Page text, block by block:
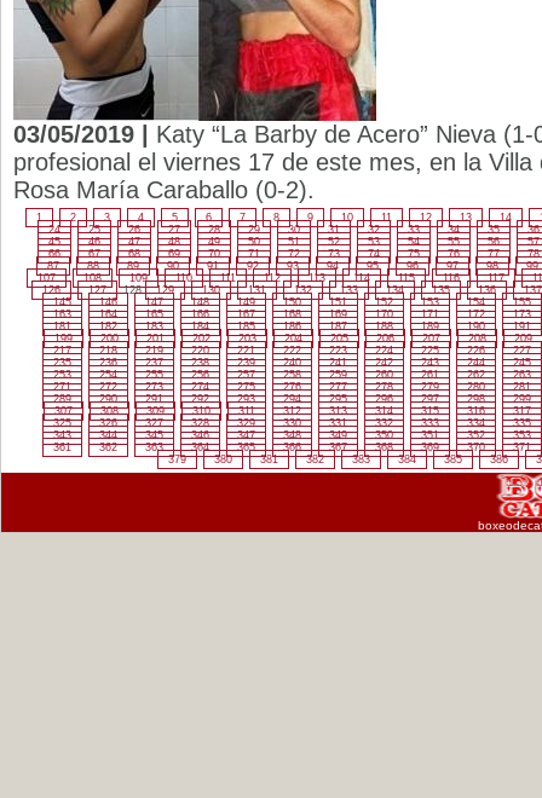
03/05/2019 | Katy “La Barby de Acero” Nieva
profesional el viernes 17 de este mes, en la
Rosa María Caraballo (0-2).
1 2 3 4 5 6 7 8 9 10 11 12 13 14
24
25 26 27 28 29 30 31 32 33 34 35
36
45
46 47 48 49 50 51 52 53 54 55 56
57
66
67 68 69 70 71 72 73 74 75 76 77
78
87
88 89 90 91 92 93 94 95 96 97 98
99
107
108 109 110 111 112 113 114 115 116 117
126
127 128 129 130 131 132 133 134 135 136
137
145
146 147 148 149 150 151 152 153 154
155
163
164 165 166 167 168 169 170 171 172
173
181
182 183 184 185 186 187 188 189 190
191
199
200 201 202 203 204 205 206 207 208
209
217
218 219 220 221 222 223 224 225 226
227
235
236 237 238 239 240 241 242 243 244
245
253
254 255 256 257 258 259 260 261 262
263
271
272 273 274 275 276 277 278 279 280
281
289
290 291 292 293 294 295 296 297 298
299
307
308 309 310 311 312 313 314 315 316
317
325
326 327 328 329 330 331 332 333 334
335
343
344 345 346 347 348 349 350 351 352
353
361
362 363 364 365 366 367 368 369 370
371
379
380 381 382 383 384 385 386